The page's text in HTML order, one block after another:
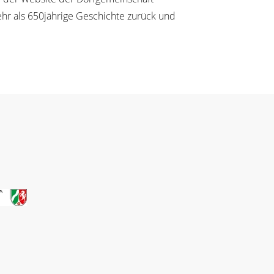
als 650jährige Geschichte zurück und